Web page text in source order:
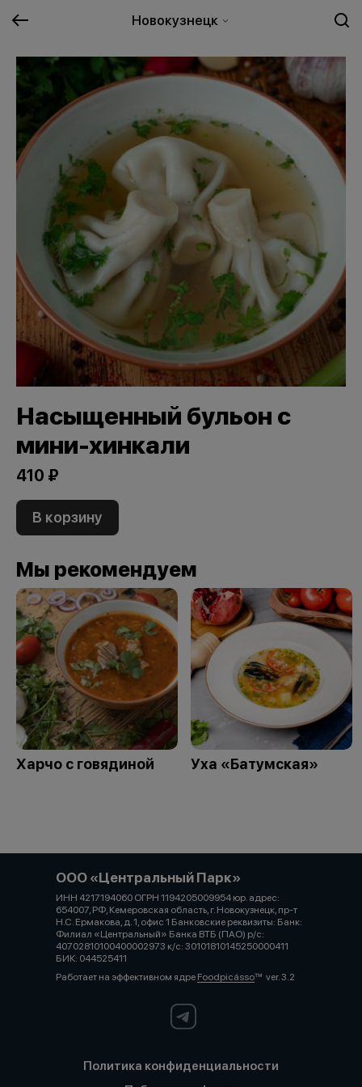
Новокузнецк
Насыщенный бульон с
мини-хинкали
410 ₽
В корзину
Мы рекомендуем
Харчо с говядиной Уха «Батумская»
ООО «Центральный Парк»
ИНН 4217194060 ОГРН 1194205009954 юр. адрес:
654007, РФ, Кемеровская область, г. Новокузнецк, пр-т
Н.С. Ермакова, д. 1, офис 1 Банковские реквизиты: Банк:
Филиал «Центральный» Банка ВТБ (ПАО) р/с:
40702810100400002973 к/с: 30101810145250000411
БИК: 044525411
Работает на эффективном ядре Foodpicássover. 3.2
Политика конфиденциальности